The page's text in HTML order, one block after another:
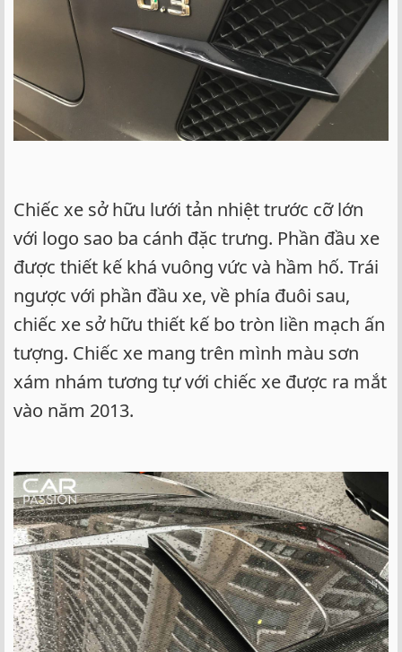
Chiếc xe sở hữu lưới tản nhiệt trước cỡ lớn
với logo sao ba cánh đặc trưng. Phần đầu xe
được thiết kế khá vuông vức và hầm hố. Trái
ngược với phần đầu xe, về phía đuôi sau,
chiếc xe sở hữu thiết kế bo tròn liền mạch ấn
tượng. Chiếc xe mang trên mình màu sơn
xám nhám tương tự với chiếc xe được ra mắt
vào năm 2013.